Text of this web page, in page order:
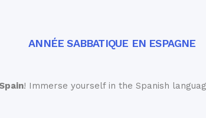
ANNÉE SABBATIQUE EN ESPAGNE
! Immerse yourself in the Spanish